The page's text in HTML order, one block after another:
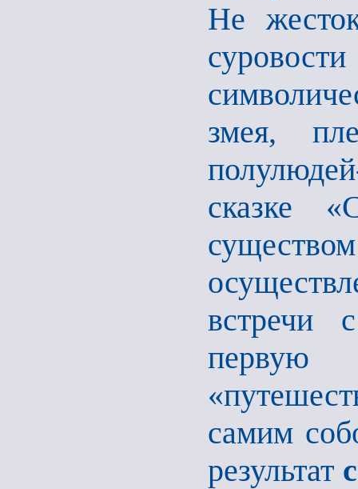
Не
змея,
сказке
встречи
самим
результат